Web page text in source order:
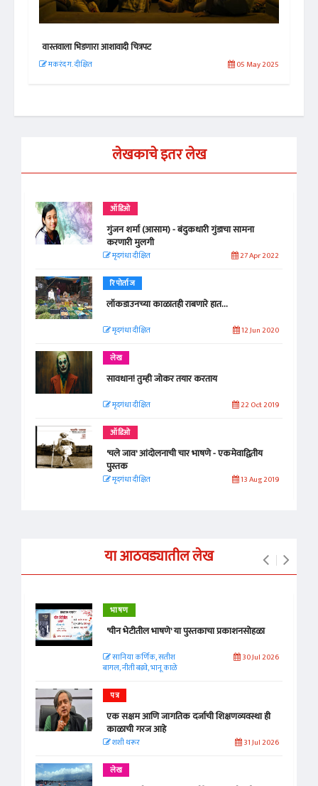
वास्तवाला भिडणारा आशावादी चित्रपट
मकरंद ग. दीक्षित 05 May 2025
लेखकाचे इतर लेख
ऑडिओ
गुंजन शर्मा (आसाम) - बंदुकधारी गुंडाचा सामना
करणारी मुलगी
मृदगंधा दीक्षित 27 Apr 2022
रिपोर्ताज
लॉकडाउनच्या काळातही राबणारे हात...
मृदगंधा दीक्षित 12 Jun 2020
लेख
सावधान! तुम्ही जोकर तयार करताय
मृदगंधा दीक्षित 22 Oct 2019
ऑडिओ
'चले जाव' आंदोलनाची चार भाषणे - एकमेवाद्वितीय
पुस्तक
मृदगंधा दीक्षित 13 Aug 2019
या आठवड्यातील लेख
भाषण
'चीन भेटीतील भाषणे' या पुस्तकाचा प्रकाशनसोहळा
सानिया कर्णिक, सतीश
बागल, नीती बडवे, भानू काळे
30 Jul 2026
पत्र
एक सक्षम आणि जागतिक दर्जाची शिक्षणव्यवस्था ही
काळाची गरज आहे
शशी थरूर 31 Jul 2026
लेख